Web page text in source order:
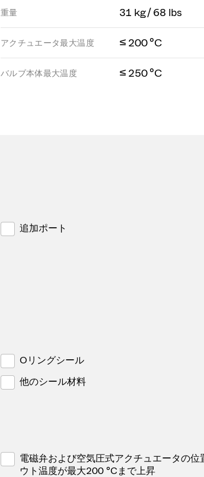
重量 31 kg / 68 lbs
アクチュエータ最大温度 ≤ 200 °C
バルブ本体最大温度 ≤ 250 °C
追加ポート
Oリングシール
他のシール材料
電磁弁および空気圧式アクチュエータの
ウト温度が最大200 °Cまで上昇